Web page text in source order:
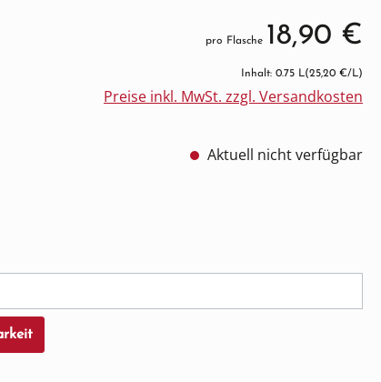
pro Flasche 18,90 €
Inhalt: 0.75 L(25,20 €/L)
Preise inkl. MwSt. zzgl. Versandkosten
Aktuell nicht verfügbar